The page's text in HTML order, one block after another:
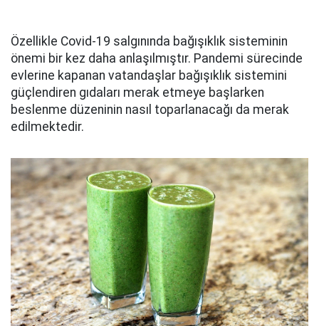
Özellikle Covid-19 salgınında bağışıklık sisteminin
önemi bir kez daha anlaşılmıştır. Pandemi sürecinde
evlerine kapanan vatandaşlar bağışıklık sistemini
güçlendiren gıdaları merak etmeye başlarken
beslenme düzeninin nasıl toparlanacağı da merak
edilmektedir.